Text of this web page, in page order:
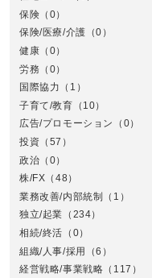
保険 （0）
保険/医療/介護 （0）
健康 （0）
労務 （0）
国際協力 （1）
子育て/教育 （10）
広告/プロモーション
（0）
投資 （57）
政治 （0）
株/FX （48）
業務改善/内部統制 （1）
独立/起業 （234）
相続/終活 （0）
組織/人事/採用
（6）
経営戦略/事業戦略 （117）